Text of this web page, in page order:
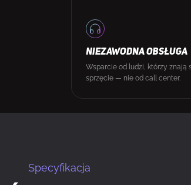
NIEZAWODNA OBSŁUGA
Wsparcie od ludzi, którzy znają
sprzęcie — nie od call center.
Specyfikacja